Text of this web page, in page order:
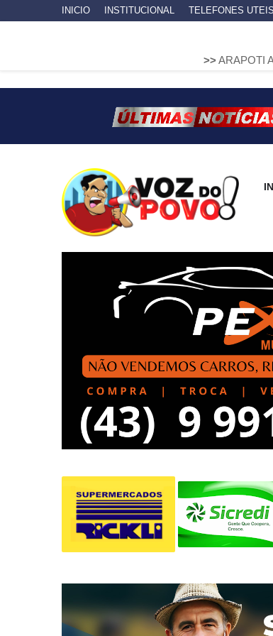
INICIO INSTITUCIONAL TELEFONES UTEIS
ARAPOTI AVANÇA NA